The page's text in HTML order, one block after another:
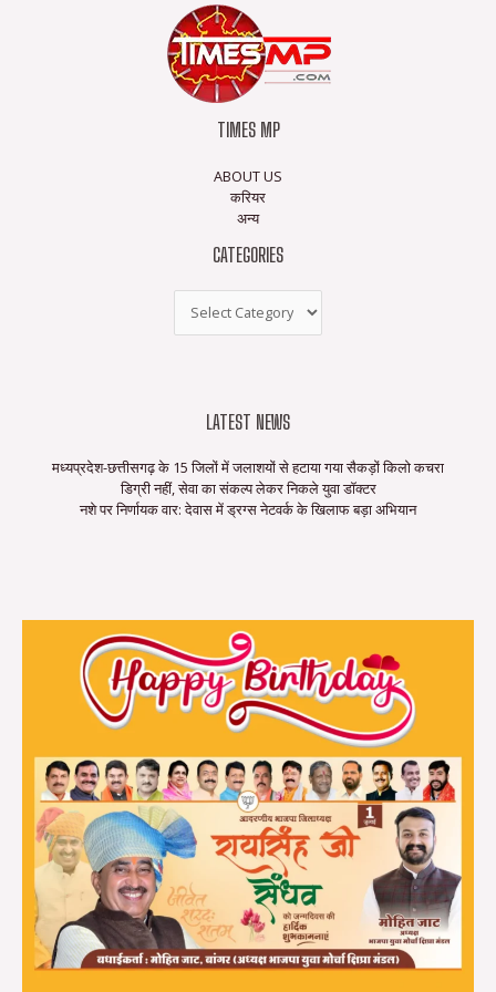
TIMES MP
ABOUT US
करियर
अन्य
CATEGORIES
LATEST NEWS
मध्यप्रदेश-छत्तीसगढ़ के 15 जिलों में जलाशयों से हटाया गया सैकड़ों किलो कचरा
डिग्री नहीं, सेवा का संकल्प लेकर निकले युवा डॉक्टर
नशे पर निर्णायक वार: देवास में ड्रग्स नेटवर्क के खिलाफ बड़ा अभियान